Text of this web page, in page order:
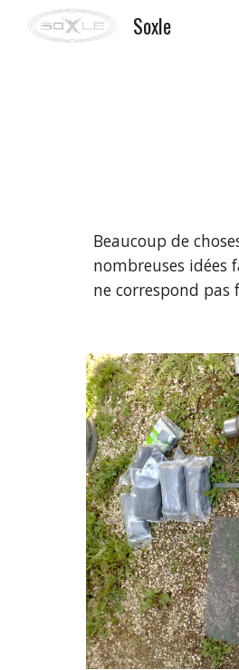
Soxle
Beaucoup de
nombreuses idées
ne correspond